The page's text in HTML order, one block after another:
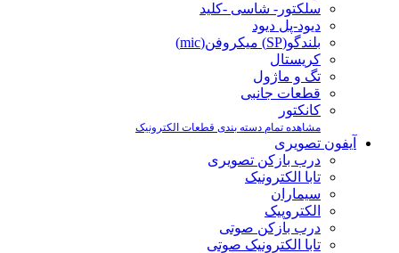
سلکتور- شاسی -کلید
دیود-پل دیود
بلندگو(SP) میکروفن(mic)
کریستال
تگ و ماژول
قطعات جانبی
کانکتور
مشاهده تمام دسته بندی قطعات الکترونیک
آیفون تصویری
درب بازکن تصویری
تابا الکترونیک
سیماران
الکتروپیک
درب بازکن صوتی
تابا الکترونیک صوتی